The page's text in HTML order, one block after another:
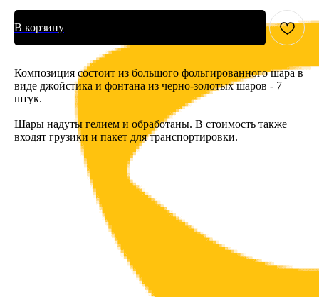
В корзину
Композиция состоит из большого фольгированного шара в
виде джойстика и фонтана из черно-золотых шаров - 7
штук.
Шары надуты гелием и обработаны. В стоимость также
входят грузики и пакет для транспортировки.